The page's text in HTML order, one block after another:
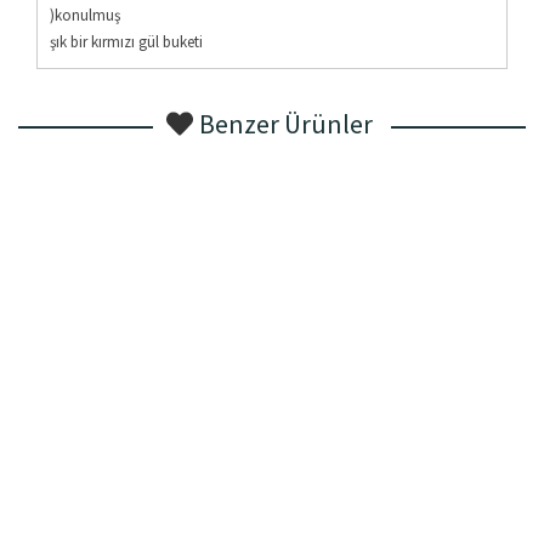
)konulmuş
şık bir kırmızı gül buketi
Benzer Ürünler